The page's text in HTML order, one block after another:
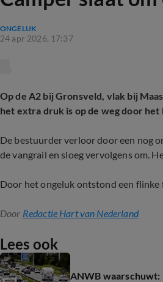
ONGELUK
24 apr 2026, 17:37
Op de A2 bij Gronsveld, vlak bij
het extra druk is op de weg door
De bestuurder verloor door een nog
de vangrail en sloeg vervolgens om.
Door het ongeluk ontstond een flinke
Door Redactie Hart van Nederland
Lees ook
ANWB waarschuwt: